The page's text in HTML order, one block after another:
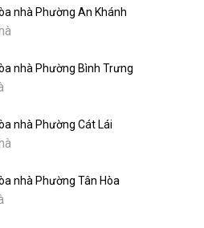
nhà Phường An Khánh
nhà Phường Bình Trưng
nhà Phường Cát Lái
nhà Phường Tân Hòa